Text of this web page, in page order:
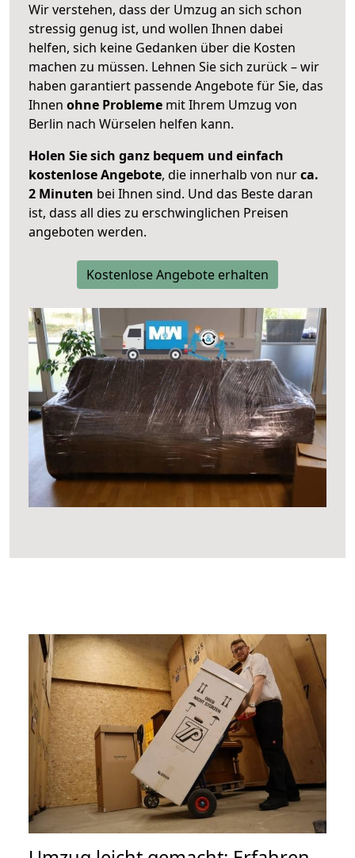
Wir verstehen, dass der Umzug an sich schon
stressig genug ist, und wollen Ihnen dabei
helfen, sich keine Gedanken über die Kosten
machen zu müssen. Lehnen Sie sich zurück – wir
haben garantiert passende Angebote für Sie, das
Ihnen ohne Probleme mit Ihrem Umzug von
Berlin nach Würselen helfen kann.
Holen Sie sich ganz bequem und einfach
kostenlose Angebote, die innerhalb von nurca.
2 Minuten bei Ihnen sind. Und das Beste daran
ist, dass all dies zu erschwinglichen Preisen
angeboten werden.
Kostenlose Angebote erhalten